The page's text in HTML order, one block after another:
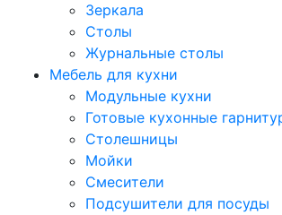
Зеркала
Столы
Журнальные столы
Мебель для кухни
Модульные кухни
Готовые кухонные
Столешницы
Мойки
Смесители
Подсушители для посуды